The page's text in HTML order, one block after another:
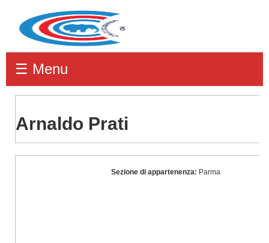
☰ Menu
Arnaldo Prati
PratiSezione di appartenenza: Parma